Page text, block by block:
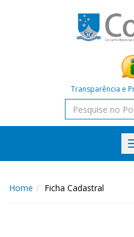
Transparência e
Home Ficha Cadastral